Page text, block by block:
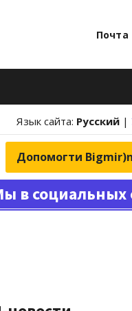
Почта
Язык сайта: Русский |
Допомогти
в социальных